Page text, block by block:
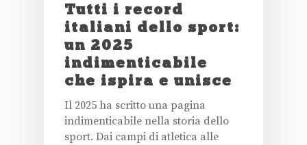
Tutti i record
italiani dello sport:
un 2025
indimenticabile
che ispira e unisce
Il 2025 ha scritto una pagina
indimenticabile nella storia dello
sport. Dai campi di atletica alle